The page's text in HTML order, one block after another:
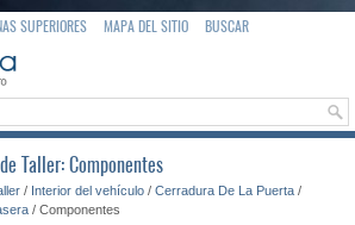
SUPERIORES MAPA DEL SITIO BUSCAR
Taller: Componentes
/ Interior del vehículo / Cerradura De La Puerta /
/ Componentes